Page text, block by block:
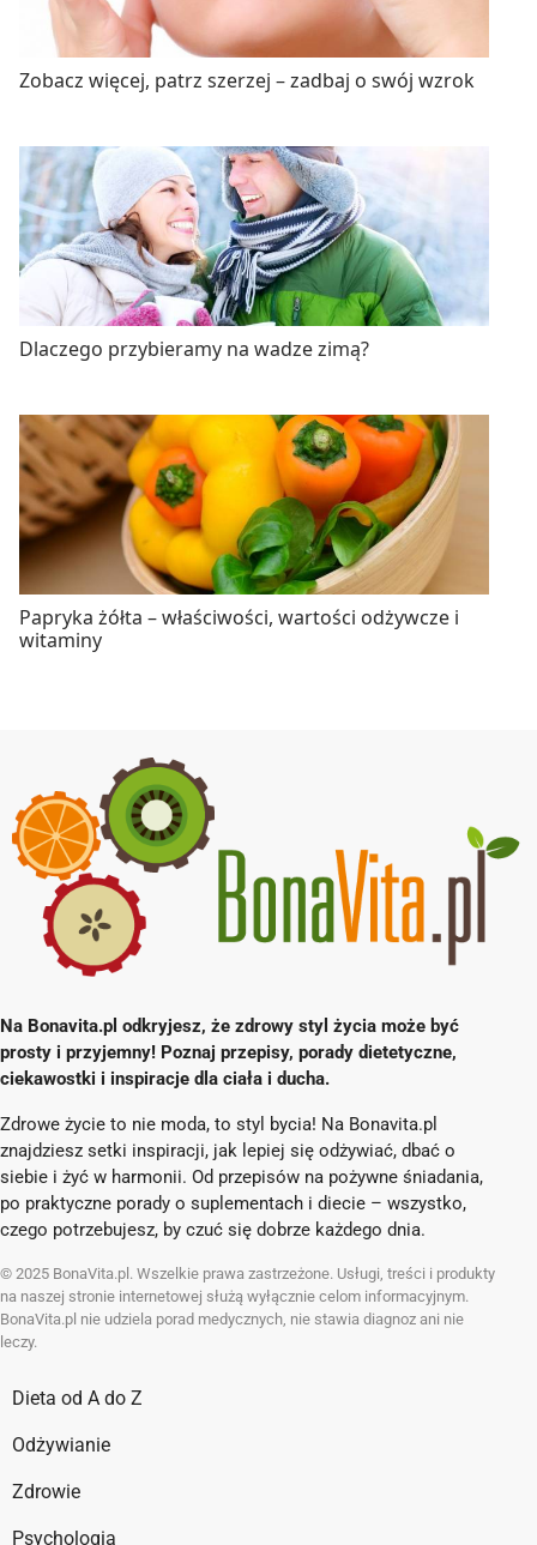
Zobacz więcej, patrz szerzej – zadbaj o swój wzrok
Dlaczego przybieramy na wadze zimą?
Papryka żółta – właściwości, wartości odżywcze i
witaminy
Na Bonavita.pl odkryjesz, że zdrowy styl życia może być
prosty i przyjemny! Poznaj przepisy, porady dietetyczne,
ciekawostki i inspiracje dla ciała i ducha.
Zdrowe życie to nie moda, to styl bycia! Na Bonavita.pl
znajdziesz setki inspiracji, jak lepiej się odżywiać, dbać o
siebie i żyć w harmonii. Od przepisów na pożywne śniadania,
po praktyczne porady o suplementach i diecie – wszystko,
czego potrzebujesz, by czuć się dobrze każdego dnia.
© 2025 BonaVita.pl. Wszelkie prawa zastrzeżone. Usługi, treści i produkty
na naszej stronie internetowej służą wyłącznie celom informacyjnym.
BonaVita.pl nie udziela porad medycznych, nie stawia diagnoz ani nie
leczy.
Dieta od A do Z
Odżywianie
Zdrowie
Psychologia